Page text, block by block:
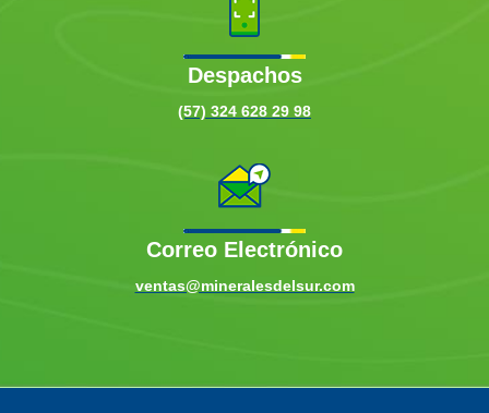
Despachos
(57) 324 628 29 98
Correo Electrónico
ventas@mineralesdelsur.com